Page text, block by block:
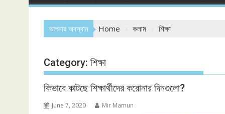
আপনার অবস্থান Home কলাম শিক্ষা
Category: শিক্ষা
কিভাবে কাটছে শিক্ষার্থীদের করোনার দিনগুলো?
June 7, 2020 Mir Mamun